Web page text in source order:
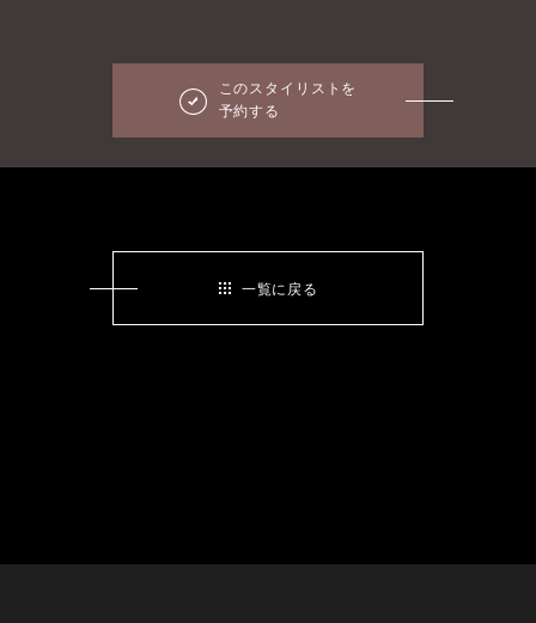
このスタイリストを
予約する
一覧に戻る